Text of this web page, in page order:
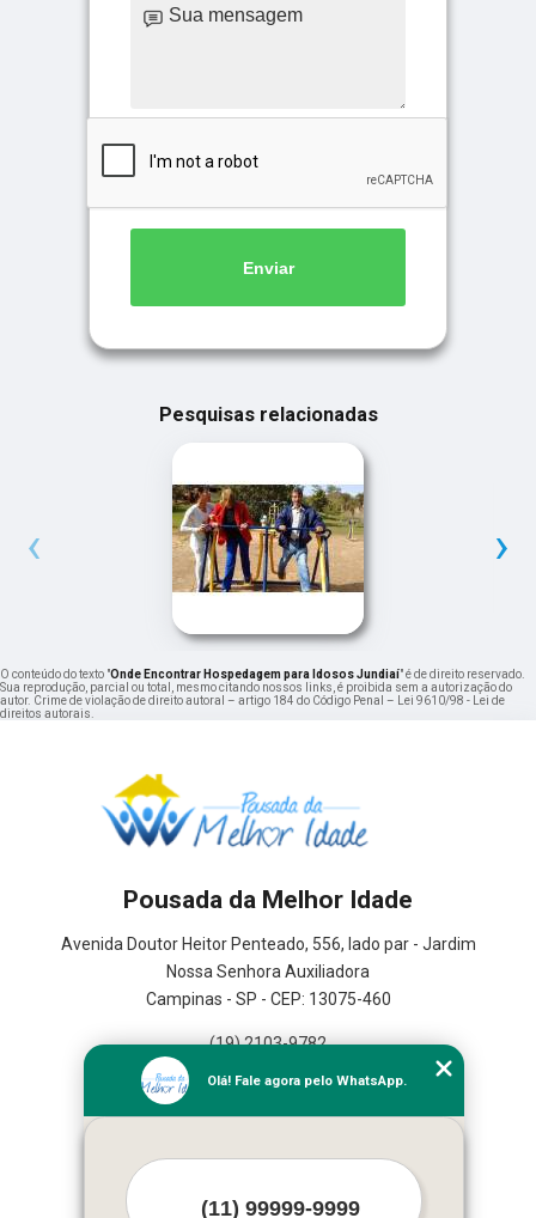
Enviar
Pesquisas relacionadas
‹ ›
O conteúdo do texto "Onde Encontrar Hospedagem para Idosos Jundiaí" é de direito reservado.
Sua reprodução, parcial ou total, mesmo citando nossos links, é proibida sem a autorização do
autor. Crime de violação de direito autoral – artigo 184 do Código Penal – Lei 9610/98 - Lei de
direitos autorais.
Pousada da Melhor Idade
Avenida Doutor Heitor Penteado, 556, lado par - Jardim
Nossa Senhora Auxiliadora
Campinas - SP - CEP: 13075-460
(19) 2103-9782
(19) 3367-2591
Home
Mapa do site
Olá! Fale agora pelo WhatsApp.